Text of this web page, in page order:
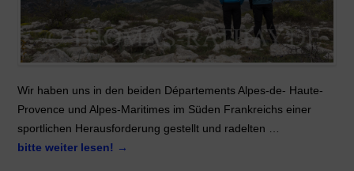
Wir haben uns in den beiden Départements Alpes-de- Haute-
Provence und Alpes-Maritimes im Süden Frankreichs einer
sportlichen Herausforderung gestellt und radelten …
bitte weiter lesen! →